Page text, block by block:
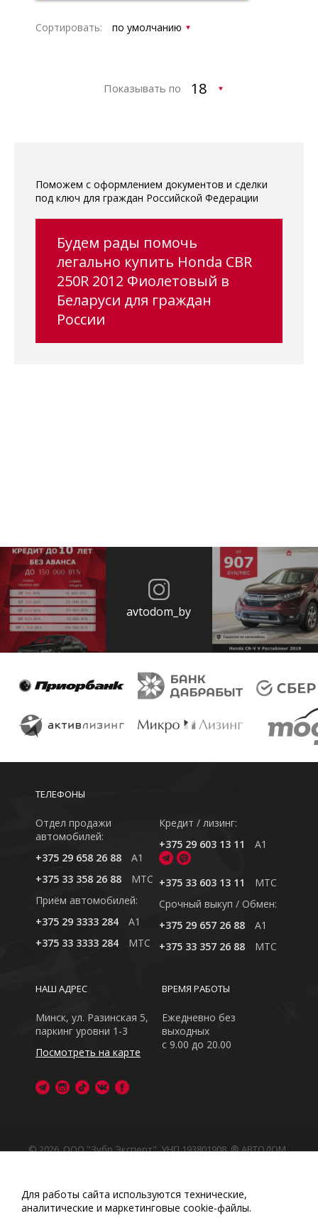
Сортировать:
Показывать по
Поможем с оформлением документов и сделки
под ключ для граждан Российской Федерации
Будем рады помочь
легально купить Honda CBR
250R 2012 Фиолетовый в
Беларуси для граждан
России
avtodom_by
ТЕЛЕФОНЫ
Отдел продажи
автомобилей:
+375 29 658 26 88
A1
+375 33 358 26 88
MTC
Приём автомобилей:
+375 29 3333 284
A1
+375 33 3333 284
MTC
Кредит / лизинг:
+375 29 603 13 11
A1
+375 33 603 13 11
MTC
Cрочный выкуп / Обмен:
+375 29 657 26 88
A1
+375 33 357 26 88
MTC
ВРЕМЯ РАБОТЫ
Ежедневно без
выходных
с 9.00 до 20.00
НАШ АДРЕС
Минск, ул. Разинская 5,
паркинг уровни 1-3
Посмотреть на карте
© 2026, ООО "Зубр Эксперт", УНП 193801908. ® АВТОДОМ
Обращаем Ваше внимание на то, что данный интернет-
сайт носит исключительно информационный характер
Любое использование либо копирование материалов
Для работы сайта используются технические,
аналитические и маркетинговые сооkіе-файлы.